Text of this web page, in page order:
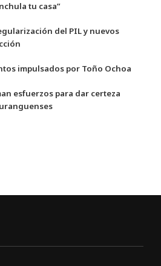
tu casa”
del PIL y nuevos
impulsados por Toño Ochoa
esfuerzos para dar certeza